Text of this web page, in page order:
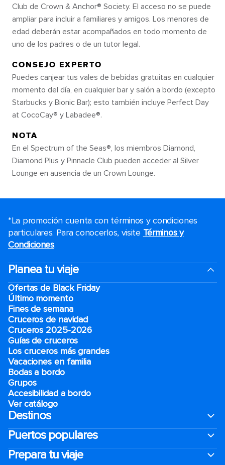
Club de Crown & Anchor® Society. El acceso no se puede
ampliar para incluir a familiares y amigos. Los menores de
edad deberán estar acompañados en todo momento de
uno de los padres o de un tutor legal.
CONSEJO EXPERTO
Puedes canjear tus vales de bebidas gratuitas en cualquier
momento del día, en cualquier bar y salón a bordo (excepto
Starbucks y Bionic Bar); esto también incluye Perfect Day
at CocoCay® y Labadee®.
NOTA
En el Spectrum of the Seas®, los miembros Diamond,
Diamond Plus y Pinnacle Club pueden acceder al Silver
Lounge en ausencia de un Crown Lounge.
*La promoción cuenta con términos y condiciones
particulares. Para conocerlos, visite Términos y
Condiciones.
Planea tu viaje
Ofertas de Black Friday
Último momento
Fines de semana
Cruceros de navidad
Cruceros 2025-2026
Guías de cruceros
Los cruceros más grandes
Vacaciones en familia
Bodas a bordo
Grupos
Accesibilidad a bordo
Ver catálogo
Destinos
Puertos populares
Prepara tu viaje